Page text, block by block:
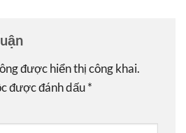
được hiển thị công khai.
được đánh dấu*